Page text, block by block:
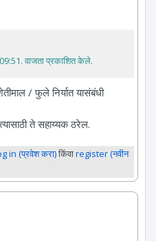
. वाजता प्रकाशित केले.
/ फुले निर्यात यासंबंधी
ते सहाय्यक ठरेल.
in (प्रवेश करा)किंवाregister (नवीन